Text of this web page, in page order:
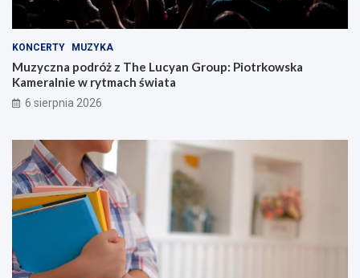
KONCERTY MUZYKA
Muzyczna podróż z The Lucyan Group: Piotrkowska
Kameralnie w rytmach świata
6 sierpnia 2026